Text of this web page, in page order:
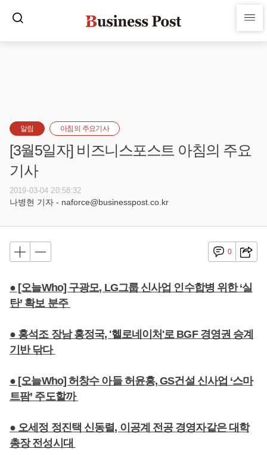
알림 아침의 주요기사
[3월5일자] 비즈니스포스트 아침의 주요
기사
2019-03-04 20:58:32
나병현 기자 - naforce@businesspost.co.kr
0
● [오늘Who] 구광모, LG그룹 신사업 인수합병 위한 ‘실
탄’ 확보 분주
● 홍석조 장남 홍정국, '헬로네이처'로 BGF 경영권 승계
기반 닦다
● [오늘Who] 허창수 아들 허윤홍, GS건설 신사업 ‘스마
트팜’ 주도할까
● 오세정 정진택 신동렬, 이공계 전공 경영자같은 대학
총장 전성시대